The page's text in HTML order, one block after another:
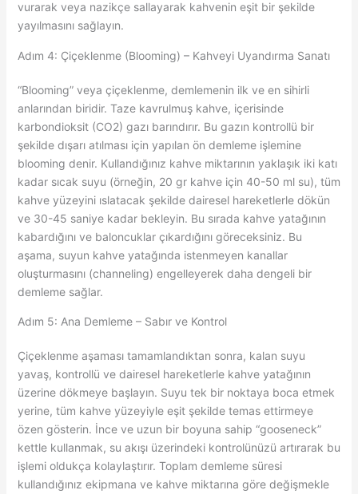
vurarak veya nazikçe sallayarak kahvenin eşit bir şekilde
yayılmasını sağlayın.
Adım 4: Çiçeklenme (Blooming) – Kahveyi Uyandırma Sanatı
“Blooming” veya çiçeklenme, demlemenin ilk ve en sihirli
anlarından biridir. Taze kavrulmuş kahve, içerisinde
karbondioksit (CO2​) gazı barındırır. Bu gazın kontrollü bir
şekilde dışarı atılması için yapılan ön demleme işlemine
blooming denir. Kullandığınız kahve miktarının yaklaşık iki katı
kadar sıcak suyu (örneğin, 20 gr kahve için 40-50 ml su), tüm
kahve yüzeyini ıslatacak şekilde dairesel hareketlerle dökün
ve 30-45 saniye kadar bekleyin. Bu sırada kahve yatağının
kabardığını ve baloncuklar çıkardığını göreceksiniz. Bu
aşama, suyun kahve yatağında istenmeyen kanallar
oluşturmasını (channeling) engelleyerek daha dengeli bir
demleme sağlar.
Adım 5: Ana Demleme – Sabır ve Kontrol
Çiçeklenme aşaması tamamlandıktan sonra, kalan suyu
yavaş, kontrollü ve dairesel hareketlerle kahve yatağının
üzerine dökmeye başlayın. Suyu tek bir noktaya boca etmek
yerine, tüm kahve yüzeyiyle eşit şekilde temas ettirmeye
özen gösterin. İnce ve uzun bir boyuna sahip “gooseneck”
kettle kullanmak, su akışı üzerindeki kontrolünüzü artırarak bu
işlemi oldukça kolaylaştırır. Toplam demleme süresi
kullandığınız ekipmana ve kahve miktarına göre değişmekle